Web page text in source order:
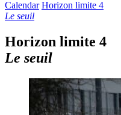
Calendar Horizon limite 4
Le seuil
Horizon limite 4
Le seuil